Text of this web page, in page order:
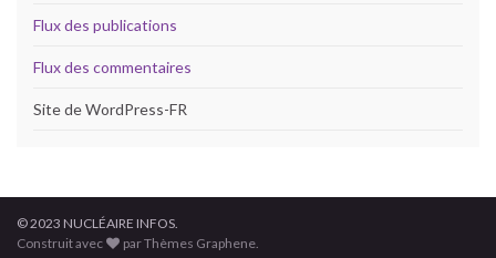
Flux des publications
Flux des commentaires
Site de WordPress-FR
© 2023 NUCLÉAIRE INFOS.
Construit avec
par Thèmes Graphene.